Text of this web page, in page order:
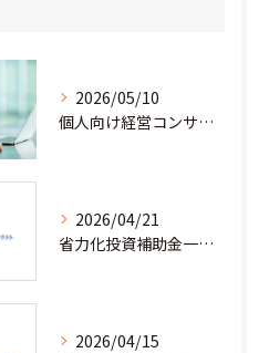
2026/05/10
個人向け経営コンサルタント料金の全貌を徹底解説
2026/04/21
省力化投資補助金一般型を経営コンサルティングと安心して活用するための実践ノウハウ
2026/04/15